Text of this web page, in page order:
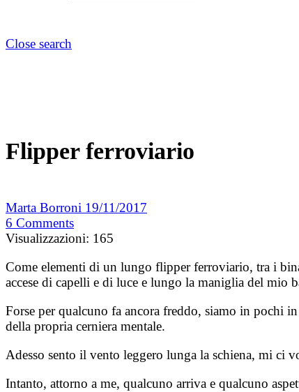
Close search
Flipper ferroviario
Marta Borroni 19/11/2017
6 Comments
Visualizzazioni: 165
Come elementi di un lungo flipper ferroviario, tra i
accese di capelli e di luce e lungo la maniglia del mio
Forse per qualcuno fa ancora freddo, siamo in pochi
della propria cerniera mentale.
Adesso sento il vento leggero lunga la schiena, mi ci
Intanto, attorno a me, qualcuno arriva e qualcuno